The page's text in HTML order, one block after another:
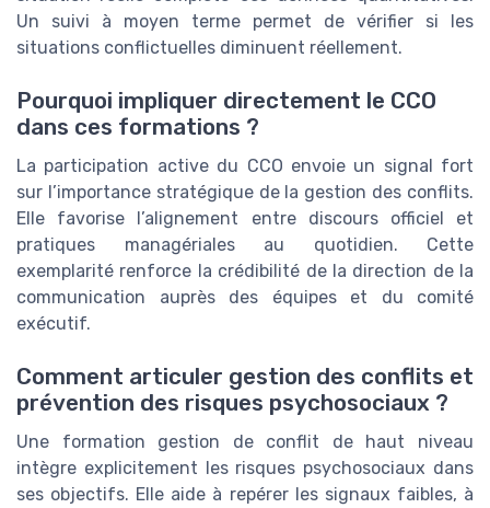
Un suivi à moyen terme permet de vérifier si les
situations conflictuelles diminuent réellement.
Pourquoi impliquer directement le CCO
dans ces formations ?
La participation active du CCO envoie un signal fort
sur l’importance stratégique de la gestion des conflits.
Elle favorise l’alignement entre discours officiel et
pratiques managériales au quotidien. Cette
exemplarité renforce la crédibilité de la direction de la
communication auprès des équipes et du comité
exécutif.
Comment articuler gestion des conflits et
prévention des risques psychosociaux ?
Une formation gestion de conflit de haut niveau
intègre explicitement les risques psychosociaux dans
ses objectifs. Elle aide à repérer les signaux faibles, à